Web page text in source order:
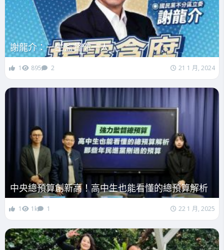
謝龍介：一生監督你一人
1 895 2 21 1 月, 2024
中央總預算創新高！高中生也能看懂的總預算解析
1 1k 1 22 1 月, 2025